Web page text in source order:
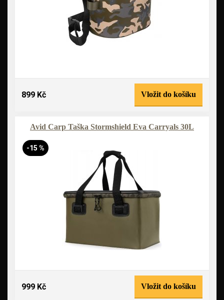
899 Kč Vložit do košíku
Avid Carp Taška Stormshield Eva Carryals 30L
-15 %
999 Kč Vložit do košíku